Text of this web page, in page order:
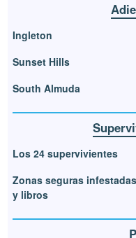
Ingleton
Sunset Hills
South Almuda
Los 24 supervivientes
Zonas seguras infestadas
y libros